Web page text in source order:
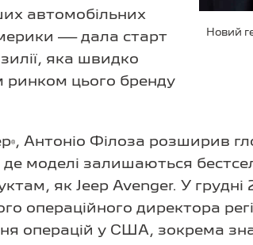
автомобільних
— дала старт
яка швидко
ринком цього бренду
Новий
®, Антоніо Філоза розширив
де моделі залишаються
як Jeep Avenger. У
операційного директора
операцій у США, зокрема